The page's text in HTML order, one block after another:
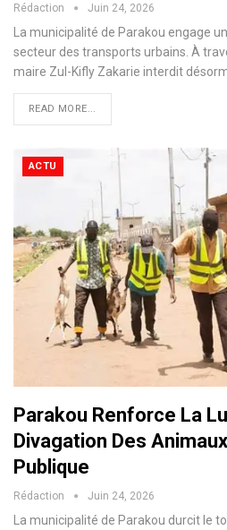
Rédaction Juin 24, 2026
La municipalité de Parakou engage
secteur des transports urbains. À
maire Zul-Kifly Zakarie interdit
READ MORE...
ACTU
Parakou Renforce La
Divagation Des
Publique
Rédaction Juin 24, 2026
La municipalité de Parakou durcit le